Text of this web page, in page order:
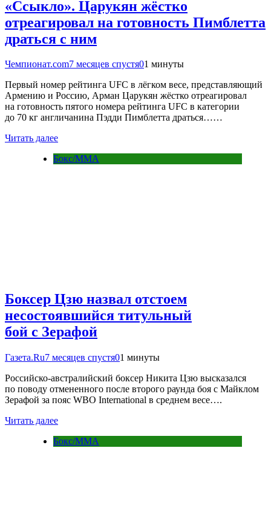
«Ссыкло». Царукян жёстко
отреагировал на готовность Пимблетта
драться с ним
Чемпионат.com7 месяцев спустя01 минуты
Первый номер рейтинга UFC в лёгком весе, представляющий
Армению и Россию, Арман Царукян жёстко отреагировал
на готовность пятого номера рейтинга UFC в категории
до 70 кг англичанина Пэдди Пимблетта драться……
Читать далее
Бокс/MMA
Боксер Цзю назвал отстоем
несостоявшийся титульный
бой с Зерафой
Газета.Ru7 месяцев спустя01 минуты
Российско-австралийский боксер Никита Цзю высказался
по поводу отмененного после второго раунда боя с Майклом
Зерафой за пояс WBO International в среднем весе….
Читать далее
Бокс/MMA